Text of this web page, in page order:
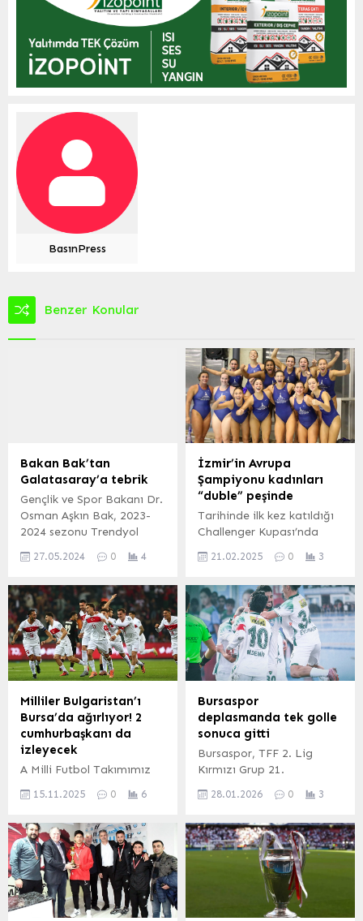
BasınPress
Benzer Konular
Bakan Bak’tan
Galatasaray’a tebrik
Gençlik ve Spor Bakanı Dr.
Osman Aşkın Bak, 2023-
2024 sezonu Trendyol
Galatasaray Spor
mesaj ile tebrik etti.
ANKARA (İGFA) – Gençlik
ve Spor Bakanı Dr. Osman
Aşkın Bak, 2023-2024
sezonu Trendyol Süper Lig
şampiyonu Galatasaray
Spor Kulübü için tebrik
mesajı yayımladı. Bakan
Dr. Osman Aşkın Bak,...
27.05.2024 0 4
İzmir’in Avrupa
Şampiyonu kadınları
“duble” peşinde
Tarihinde ilk kez katıldığı
Challenger Kupası’nda
İzmir Büyükşehir
Sutopu Kadın Takımı,
uluslararası başarısını bir
kez daha tekrarlayarak
kupayı yine kente
getirmek için İstanbul’da
mücadele edecek.
21.02.2025 0 3
Milliler Bulgaristan’ı
Bursa’da ağırlıyor! 2
cumhurbaşkanı da
izleyecek
A Milli Futbol Takımımız
Avrupa Elemeleri E Grubu
Bulgaristan ile Bursa’da
karşı karşıya gelecek.
Karşılaşmayı
Cumhurbaşkanı Recep
Tayyip Erdoğan ile
Bulgaristan
15.11.2025 0 6
Bursaspor
deplasmanda tek golle
sonuca gitti
Bursaspor, TFF 2. Lig
Kırmızı Grup 21.
sürdürüyor. Deplasmanda
1-0 yenen takım, İlhan
Depe’nin 30. dakikada
attığı golle galibiyeti elde
etti. Mustafa Er, ilk
maçında takımı zirvede
tutmaya devam etti.
28.01.2026 0 3